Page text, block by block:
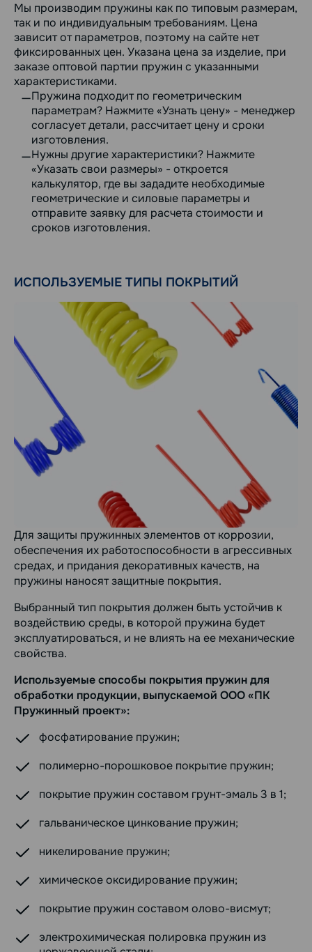
Мы производим пружины как по типовым размерам,
так и по индивидуальным требованиям. Цена
зависит от параметров, поэтому на сайте нет
фиксированных цен. Указана цена за изделие, при
заказе оптовой партии пружин с указанными
характеристиками.
Пружина подходит по геометрическим
параметрам? Нажмите «Узнать цену» - менеджер
согласует детали, рассчитает цену и сроки
изготовления.
Нужны другие характеристики? Нажмите
«Указать свои размеры» - откроется
калькулятор, где вы зададите необходимые
геометрические и силовые параметры и
отправите заявку для расчета стоимости и
сроков изготовления.
ИСПОЛЬЗУЕМЫЕ ТИПЫ ПОКРЫТИЙ
Для защиты пружинных элементов от коррозии,
обеспечения их работоспособности в агрессивных
средах, и придания декоративных качеств, на
пружины наносят защитные покрытия.
Выбранный тип покрытия должен быть устойчив к
воздействию среды, в которой пружина будет
эксплуатироваться, и не влиять на ее механические
свойства.
Используемые способы покрытия пружин для
обработки продукции, выпускаемой ООО «ПК
Пружинный проект»:
фосфатирование пружин;
полимерно-порошковое покрытие пружин;
покрытие пружин составом грунт-эмаль 3 в 1;
гальваническое цинкование пружин;
никелирование пружин;
химическое оксидирование пружин;
покрытие пружин составом олово-висмут;
электрохимическая полировка пружин из